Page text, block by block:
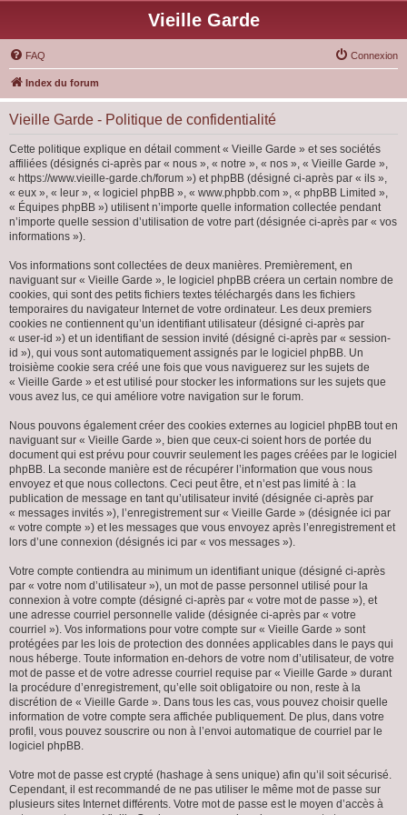
Vieille Garde
FAQ Connexion
Index du forum
Vieille Garde - Politique de confidentialité
Cette politique explique en détail comment « Vieille Garde » et ses sociétés
affiliées (désignés ci-après par « nous », « notre », « nos », « Vieille Garde »,
« https://www.vieille-garde.ch/forum ») et phpBB (désigné ci-après par « ils »,
« eux », « leur », « logiciel phpBB », « www.phpbb.com », « phpBB Limited »,
« Équipes phpBB ») utilisent n’importe quelle information collectée pendant
n’importe quelle session d’utilisation de votre part (désignée ci-après par « vos
informations »).
Vos informations sont collectées de deux manières. Premièrement, en
naviguant sur « Vieille Garde », le logiciel phpBB créera un certain nombre de
cookies, qui sont des petits fichiers textes téléchargés dans les fichiers
temporaires du navigateur Internet de votre ordinateur. Les deux premiers
cookies ne contiennent qu’un identifiant utilisateur (désigné ci-après par
« user-id ») et un identifiant de session invité (désigné ci-après par « session-
id »), qui vous sont automatiquement assignés par le logiciel phpBB. Un
troisième cookie sera créé une fois que vous naviguerez sur les sujets de
« Vieille Garde » et est utilisé pour stocker les informations sur les sujets que
vous avez lus, ce qui améliore votre navigation sur le forum.
Nous pouvons également créer des cookies externes au logiciel phpBB tout en
naviguant sur « Vieille Garde », bien que ceux-ci soient hors de portée du
document qui est prévu pour couvrir seulement les pages créées par le logiciel
phpBB. La seconde manière est de récupérer l’information que vous nous
envoyez et que nous collectons. Ceci peut être, et n’est pas limité à : la
publication de message en tant qu’utilisateur invité (désignée ci-après par
« messages invités »), l’enregistrement sur « Vieille Garde » (désignée ici par
« votre compte ») et les messages que vous envoyez après l’enregistrement et
lors d’une connexion (désignés ici par « vos messages »).
Votre compte contiendra au minimum un identifiant unique (désigné ci-après
par « votre nom d’utilisateur »), un mot de passe personnel utilisé pour la
connexion à votre compte (désigné ci-après par « votre mot de passe »), et
une adresse courriel personnelle valide (désignée ci-après par « votre
courriel »). Vos informations pour votre compte sur « Vieille Garde » sont
protégées par les lois de protection des données applicables dans le pays qui
nous héberge. Toute information en-dehors de votre nom d’utilisateur, de votre
mot de passe et de votre adresse courriel requise par « Vieille Garde » durant
la procédure d’enregistrement, qu’elle soit obligatoire ou non, reste à la
discrétion de « Vieille Garde ». Dans tous les cas, vous pouvez choisir quelle
information de votre compte sera affichée publiquement. De plus, dans votre
profil, vous pouvez souscrire ou non à l’envoi automatique de courriel par le
logiciel phpBB.
Votre mot de passe est crypté (hashage à sens unique) afin qu’il soit sécurisé.
Cependant, il est recommandé de ne pas utiliser le même mot de passe sur
plusieurs sites Internet différents. Votre mot de passe est le moyen d’accès à